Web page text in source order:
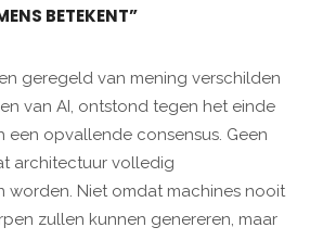
BETEKENT”
geregeld van mening verschilden
van AI, ontstond tegen het einde
een opvallende consensus. Geen
architectuur volledig
worden. Niet omdat machines nooit
zullen kunnen genereren, maar